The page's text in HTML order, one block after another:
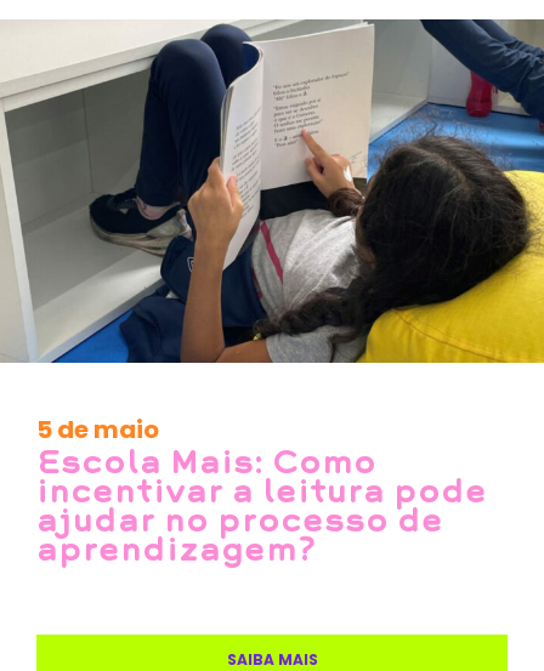
5 de maio
Escola Mais: Como
incentivar a leitura pode
ajudar no processo de
aprendizagem?
SAIBA MAIS